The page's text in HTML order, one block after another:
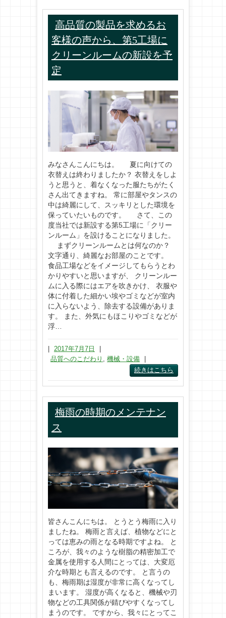
高品質の製品を求めるお
客様の声から、第5工場に
クリーンルームの新設を予
定
みなさんこんにちは。 夏に向けての
衣替えは終わりましたか？ 衣替えをしよ
うと思うと、着なくなった服たちがたく
さん出てきますね。 常に部屋やタンスの
中は綺麗にして、スッキリとした環境を
保っていたいものです。 さて、この
度当社では新設する第5工場に「クリー
ンルーム」を設けることになりました。
まずクリーンルームとは何なのか？
文字通り、綺麗なお部屋のことです。
食品工場などをイメージしてもらうとわ
かりやすいと思いますが、 クリーンルー
ムに入る際にはエアを吹きかけ、 衣服や
体に付着した細かい埃やゴミなどが室内
に入らないよう、除去する設備がありま
す。 また、外気にもほこりやゴミなどが
浮…
2017年7月7日
品質へのこだわり , 機械・設備
続きはこちら
梅雨の時期のメンテナン
ス
皆さんこんにちは。 とうとう梅雨に入り
ましたね。 梅雨と言えば、植物などにと
っては恵みの雨となる時期ですよね。 と
ころが、我々のような樹脂の精密加工で
金属を使用する人間にとっては、大変厄
介な時期とも言えるのです。 と言うの
も、梅雨期は湿度が非常に高くなってし
まいます。 湿度が高くなると、機械や刃
物などの工具関係が錆びやすくなってし
まうのです。 ですから、我々にとってこ